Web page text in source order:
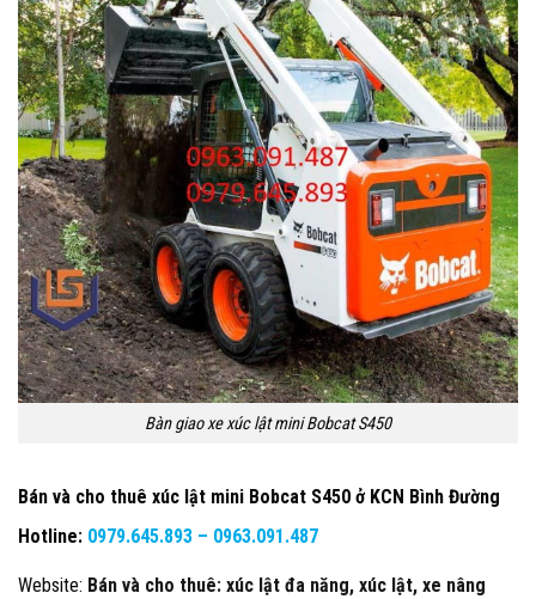
Bàn giao xe xúc lật mini Bobcat S450
Bán và cho thuê xúc lật mini Bobcat S450 ở KCN Bình Đường
Hotline: 0979.645.893 – 0963.091.487
Website: Bán và cho thuê: xúc lật đa năng, xúc lật, xe nâng